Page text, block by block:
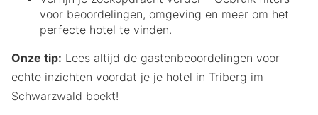
voor beoordelingen, omgeving en meer om het
perfecte hotel te vinden.
Onze tip: Lees altijd de gastenbeoordelingen voor
echte inzichten voordat je je hotel in Triberg im
Schwarzwald boekt!